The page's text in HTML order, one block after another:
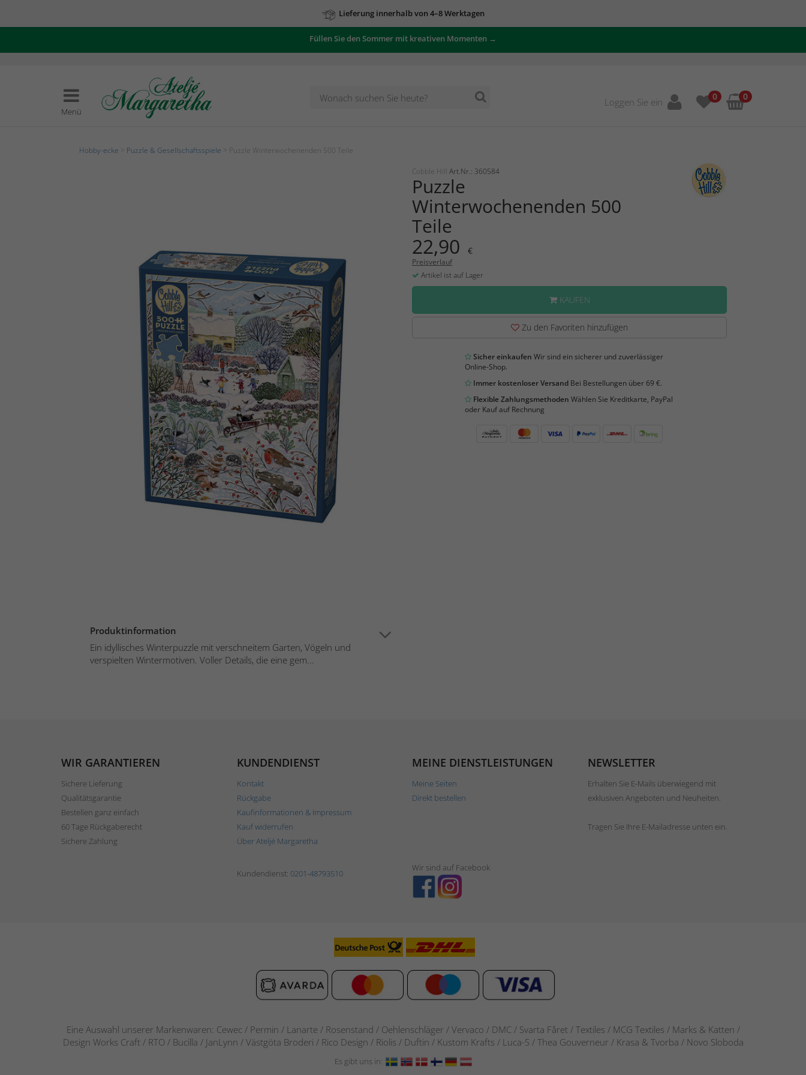
Lieferung innerhalb von 4–8 Werktagen
Füllen Sie den Sommer mit kreativen Momenten →
Menü
Loggen Sie ein 0 0
Hobby-ecke Puzzle & Gesellschaftsspiele > Puzzle Winterwochenenden 500 Teile
Produktinformation
Ein idyllisches Winterpuzzle mit verschneitem Garten, Vögeln und
verspielten Wintermotiven. Voller Details, die eine gem...
Cobble Hill Art.Nr.: 360584
Puzzle
Winterwochenenden 500
Teile
22,90 €
Preisverlauf
Artikel ist auf Lager
KAUFEN
Zu den Favoriten hinzufügen
Sicher einkaufen Wir sind ein sicherer und zuverlässiger
Online-Shop.
Immer kostenloser VersandBei Bestellungen über 69 €.
Flexible Zahlungsmethoden Wählen Sie Kreditkarte, PayPal
oder Kauf auf Rechnung
WIR GARANTIEREN
Sichere Lieferung
Qualitätsgarantie
Bestellen ganz einfach
60 Tage Rückgaberecht
Sichere Zahlung
KUNDENDIENST
Kontakt
Rückgabe
Kaufinformationen & Impressum
Kauf widerrufen
Über Ateljé Margaretha
MEINE DIENSTLEISTUNGEN
Meine Seiten
Direkt bestellen
NEWSLETTER
Erhalten Sie E-Mails überwiegend mit
exklusiven Angeboten und Neuheiten.
Tragen Sie Ihre E-Mailadresse unten ein.
Kundendienst: 0201-48793510
Wir sind auf Facebook
Eine Auswahl unserer Markenwaren: Cewec / Permin / Lanarte / Rosenstand / Oehlenschläger / Vervaco / DMC / Svarta Fåret / Textiles / MCG Textiles / Marks & Katten /
Design Works Craft / RTO / Bucilla / JanLynn / Västgöta Broderi / Rico Design / Riolis / Duftin / Kustom Krafts / Luca-S / Thea Gouverneur / Krasa & Tvorba / Novo Sloboda
Es gibt uns in: